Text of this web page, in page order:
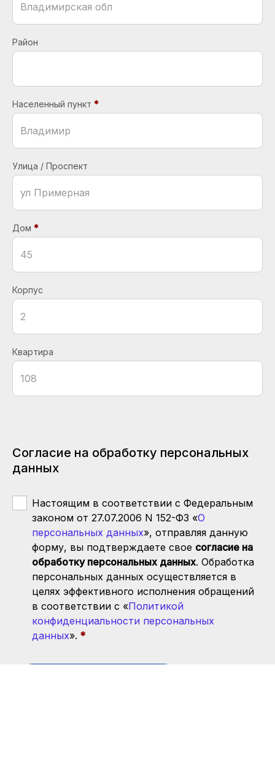
Район
Населенный пункт
Улица / Проспект
Дом
Корпус
Квартира
Согласие на обработку персональных
данных
Настоящим в соответствии с Федеральным
законом от 27.07.2006 N 152-ФЗ «О
персональных данных», отправляя данную
форму, вы подтверждаете свое согласие на
обработку персональных данных. Обработка
персональных данных осуществляется в
целях эффективного исполнения обращений
в соответствии с «Политикой
конфиденциальности персональных
данных».